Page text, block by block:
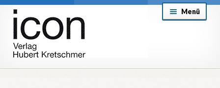
Zur
Navigation
springen
Zum
Inhalt
springen
Menü
About